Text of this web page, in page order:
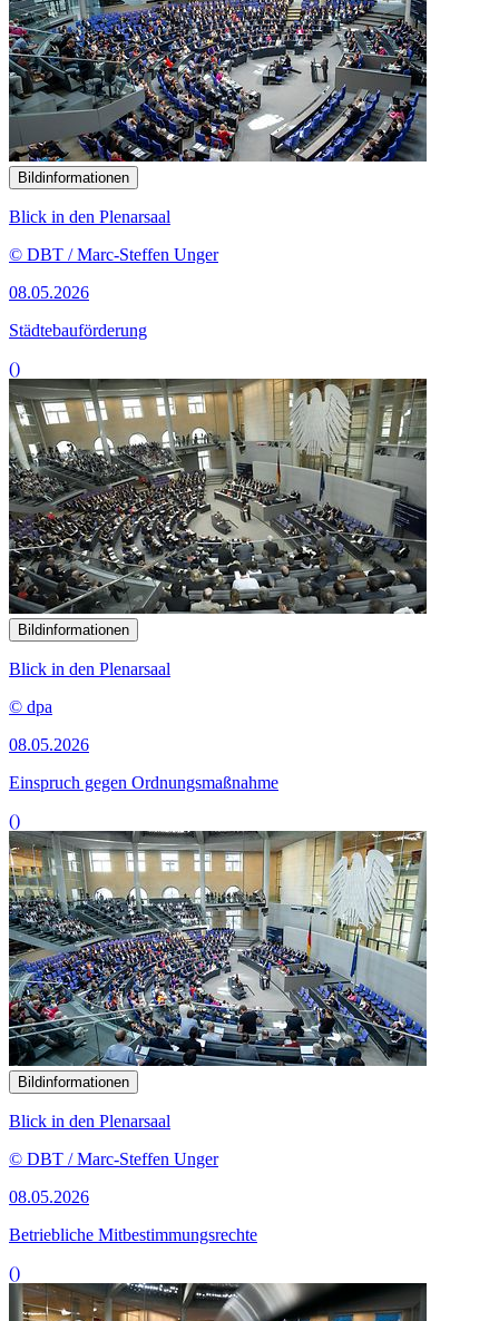
Bildinformationen
Blick in den Plenarsaal
© DBT / Marc-Steffen Unger
08.05.2026
Städtebauförderung
()
Bildinformationen
Blick in den Plenarsaal
© dpa
08.05.2026
Einspruch gegen Ordnungsmaßnahme
()
Bildinformationen
Blick in den Plenarsaal
© DBT / Marc-Steffen Unger
08.05.2026
Betriebliche Mitbestimmungsrechte
()